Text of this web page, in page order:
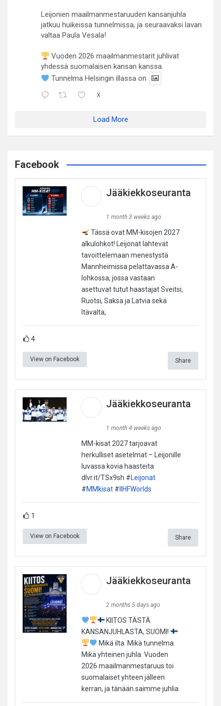
Leijonien maailmanmestaruuden kansanjuhla
jatkuu huikeissa tunnelmissa, ja seuraavaksi lavan
valtaa Paula Vesala!
Vuoden 2026 maailmanmestarit juhlivat
yhdessä suomalaisen kansan kanssa.
Tunnelma Helsingin illassa on
X
Load More
Facebook
Jääkiekkoseuranta
1 month 3 weeks ago
Tässä ovat MM-kisojen 2027
alkulohkot! Leijonat lähtevät
tavoittelemaan menestystä
Mannheimissa pelattavassa A-
lohkossa, jossa vastaan
asettuvat tutut haastajat Sveitsi,
Ruotsi, Saksa ja Latvia sekä
Itävalta,
4
View on Facebook Share
Jääkiekkoseuranta
1 month 4 weeks ago
MM-kisat 2027 tarjoavat
herkulliset asetelmat – Leijonille
luvassa kovia haasteita
dlvr.it/TSx9sh #Leijonat
#MMkisat#IIHFWorlds
1
View on Facebook Share
Jääkiekkoseuranta
2 months 5 days ago
KIITOS TÄSTÄ
KANSANJUHLASTA, SUOMI!
Mikä ilta. Mikä tunnelma.
Mikä yhteinen juhla. Vuoden
2026 maailmanmestaruus toi
suomalaiset yhteen jälleen
kerran, ja tänään saimme juhlia